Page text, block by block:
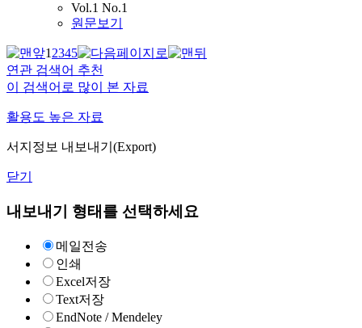
Vol.1 No.1
원문보기
12345
연관 검색어 추천
이 검색어로 많이 본 자료
활용도 높은 자료
서지정보 내보내기(Export)
닫기
내보내기 형태를 선택하세요
메일전송
인쇄
Excel저장
Text저장
EndNote / Mendeley